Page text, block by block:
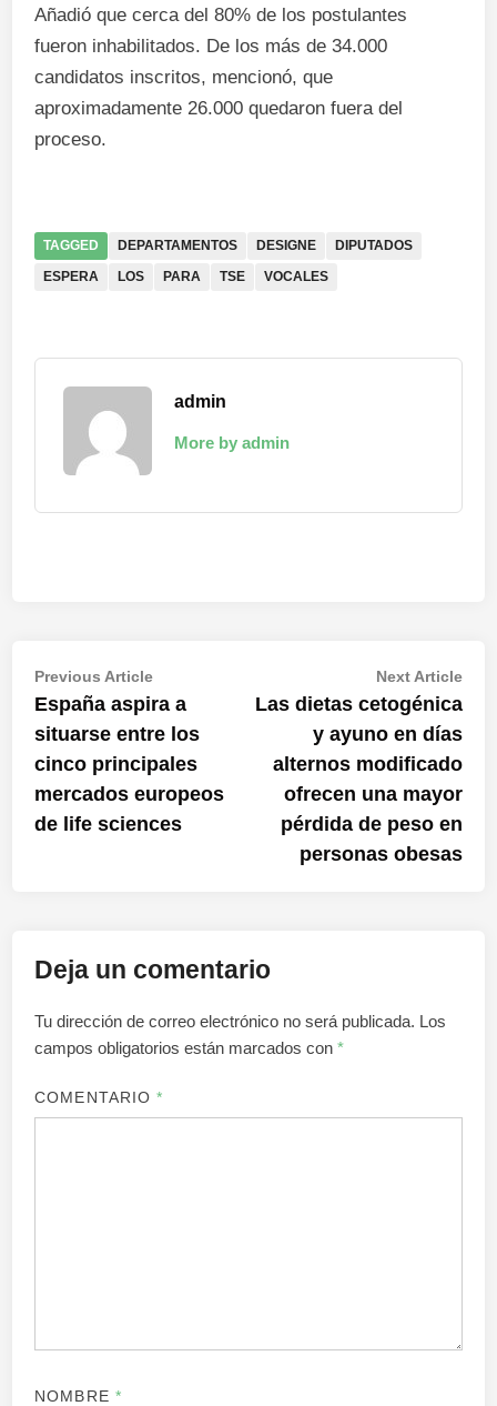
Añadió que cerca del 80% de los postulantes
fueron inhabilitados. De los más de 34.000
candidatos inscritos, mencionó, que
aproximadamente 26.000 quedaron fuera del
proceso.
TAGGED DEPARTAMENTOS DESIGNE
DIPUTADOS
ESPERA
LOS PARA TSE VOCALES
admin
More by admin
Navegación
de
entradas
Previous ArticlePrevious
article:
España aspira a
situarse entre los
cinco principales
mercados europeos
de life sciences
Next ArticleNext
Las dietas cetogénica
y ayuno en días
alternos modificado
ofrecen una mayor
pérdida de peso en
personas obesas
Deja un comentario
Tu dirección de correo electrónico no será publicada. Los
campos obligatorios están marcados con*
COMENTARIO*
NOMBRE *